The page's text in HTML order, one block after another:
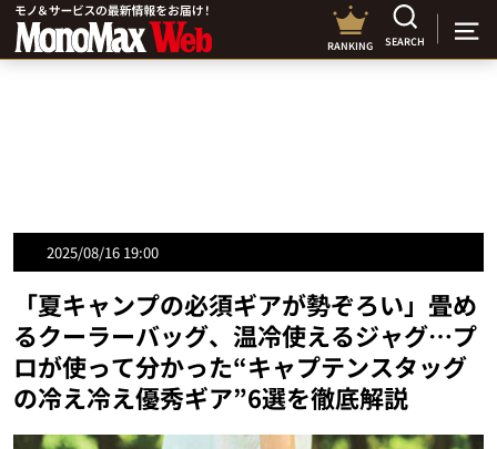
RANKING SEARCH
2025/08/16 19:00
「夏キャンプの必須ギアが勢ぞろい」畳め
るクーラーバッグ、温冷使えるジャグ…プ
ロが使って分かった“キャプテンスタッグ
の冷え冷え優秀ギア”6選を徹底解説